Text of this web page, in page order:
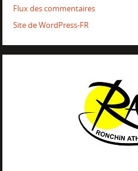
Flux des commentaires
Site de WordPress-FR